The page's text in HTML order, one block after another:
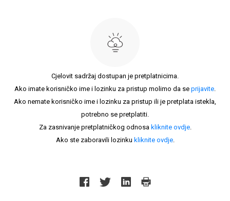
Cjelovit sadržaj dostupan je pretplatnicima.
Ako imate korisničko ime i lozinku za pristup molimo da se prijavite.
Ako nemate korisničko ime i lozinku za pristup ili je pretplata istekla,
potrebno se pretplatiti.
Za zasnivanje pretplatničkog odnosa kliknite ovdje.
Ako ste zaboravili lozinku kliknite ovdje.